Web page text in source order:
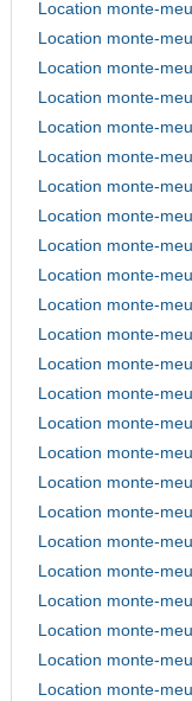
Location monte-
Location monte-
Location monte-
Location monte-
Location monte-
Location monte-
Location monte-
Location monte-
Location monte-
Location monte-
Location monte-
Location monte-
Location monte-
Location monte-
Location monte-
Location monte-
Location monte-
Location monte-
Location monte-
Location monte-
Location monte-
Location monte-
Location monte-
Location monte-